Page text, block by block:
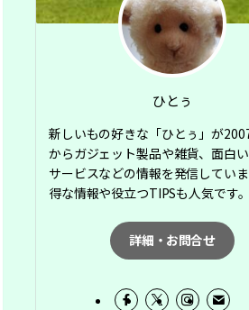
ひとぅ
新しいもの好きな「ひとぅ」が
からガジェット製品や雑貨、面白
サービスなどの情報を発信してい
得な情報や役立つTIPSも人気です。
詳細・お問合せ